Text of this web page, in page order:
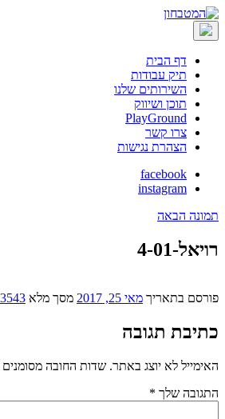
דף הבית
תיק עבודות
השירותים שלנו
תוכן ושיווק
PlayGround
צרו קשר
הצהרת נגישות
facebook
instagram
תמונה הבאה
רויאל-4-01
פורסם בתאריך מאי 25, 2017 מסך מלא 3543 × 2362
כתיבת תגובה
האימייל לא יוצג באתר. שדות החובה מסומנים
התגובה שלך *